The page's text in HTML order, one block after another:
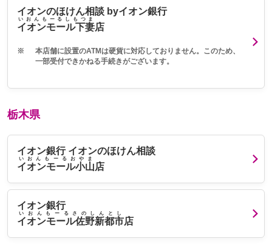
イオンのほけん相談 byイオン銀行
イオンモール下妻
いおんもーるしもつま
店
※
本店舗に設置のATMは硬貨に対応しておりません。このため、
一部受付できかねる手続きがございます。
栃木県
イオン銀行 イオンのほけん相談
イオンモール小山
いおんもーるおやま
店
イオン銀行
イオンモール佐野新都市
いおんもーるさのしんとし
店